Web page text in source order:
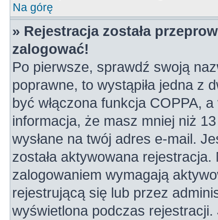
Na górę
» Rejestracja została
zalogować!
Po pierwsze, sprawdź swoją
poprawne, to wystąpiła jedna z
być włączona funkcja COPPA,
informacja, że masz mniej niż
wysłane na twój adres e-mail.
została aktywowana
zalogowaniem wymagają
rejestrującą się lub przez
wyświetlona podczas rejestracji.